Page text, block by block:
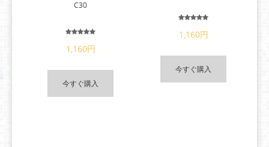
C30
1,160円
今すぐ購入
1,160円
今すぐ購入